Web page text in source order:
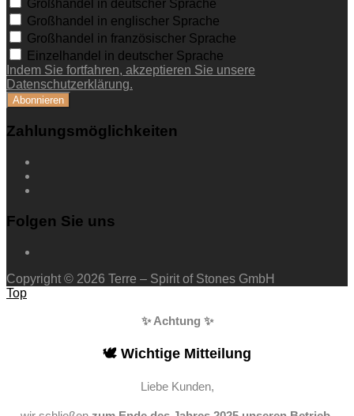
Großhandel in deutscher Sprache
Großhandel in englischer Sprache
Großhandel in französischer Sprache
Einzelhandel in deutscher Sprache
Indem Sie fortfahren, akzeptieren Sie unsere
Datenschutzerklärung.
Zahlungsmöglichkeiten
Folgen Sie uns
Copyright © 2026 Terre – Spirit of Stones GmbH
Top
✨ Achtung ✨
🕊️ Wichtige Mitteilung
Liebe Kunden,